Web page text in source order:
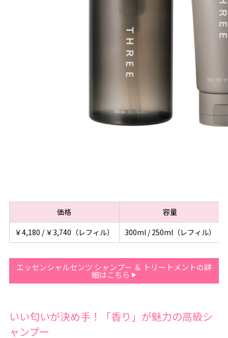
価格
容量
￥4,180 / ￥3,740（レフィル）
300ml / 250ml（レフィル）
エッセンシャルセンツ シャンプー ＆ トリートメントの詳
細はこちら
いい匂いが決め手！「香り」が魅力の高級シ
ャンプー